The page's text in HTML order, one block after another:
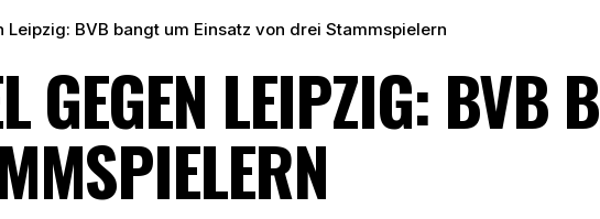
Leipzig: BVB bangt um Einsatz von drei Stammspielern
GEGEN LEIPZIG: BVB